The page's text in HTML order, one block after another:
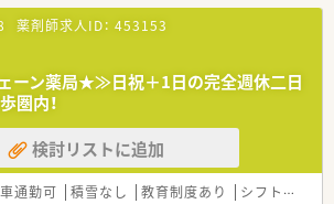
める人物像について】
体制の強化と安定した人員確保を目指しており、
したいという熱意ある方を急募しています。
よりも周囲とのコミュニケーションを大切にし、
重視して働ける協調性のある方を歓迎します。
方でも40代までなら応募が可能であり、意欲的
成長していきたいという方を求めています。
いて】
働8時間の勤務ですが、店舗全体の残業はほとん
薬剤師求人ID： 453153
ェーン薬局★≫日祝＋1日の完全週休二日
圏内！
検討リストに追加
車通勤可 積雪なし 教育制度あり シフト制